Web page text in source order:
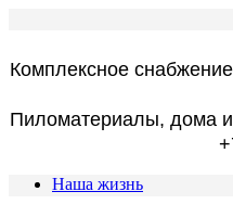
Комплексное
Пиломатериалы, дома
Наша жизнь